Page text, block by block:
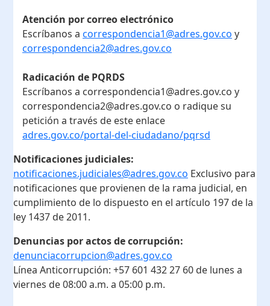
Atención por correo electrónico
Escríbanos a correspondencia1@adres.gov.co y
correspondencia2@adres.gov.co
Radicación de PQRDS
Escríbanos a correspondencia1@adres.gov.co y
correspondencia2@adres.gov.co o radique su
petición a través de este enlace
adres.gov.co/portal-del-ciudadano/pqrsd
Notificaciones judiciales:
notificaciones.judiciales@adres.gov.co Exclusivo para
notificaciones que provienen de la rama judicial, en
cumplimiento de lo dispuesto en el artículo 197 de la
ley 1437 de 2011.
Denuncias por actos de corrupción:
denunciacorrupcion@adres.gov.co
Línea Anticorrupción: +57 601 432 27 60 de lunes a
viernes de 08:00 a.m. a 05:00 p.m.